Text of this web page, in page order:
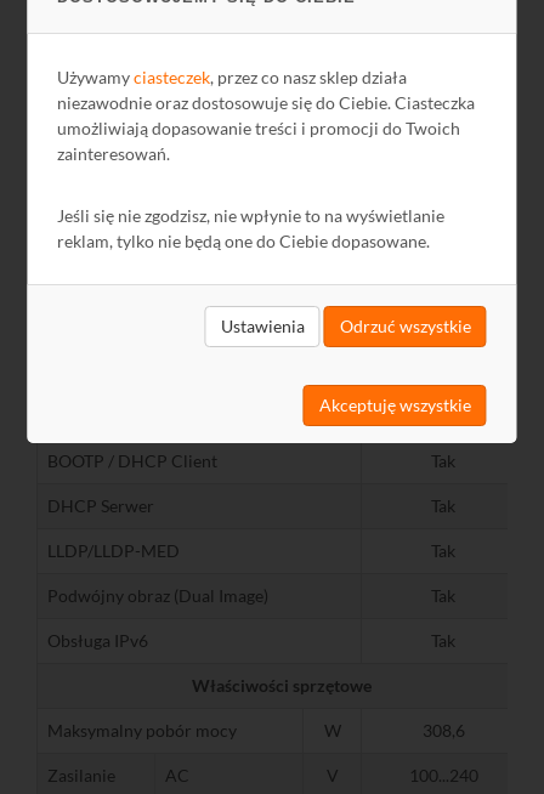
Używamyciasteczek, przez co nasz sklep działa
niezawodnie oraz dostosowuje się do Ciebie. Ciasteczka
umożliwiają dopasowanie treści i promocji do Twoich
zainteresowań.
Jeśli się nie zgodzisz, nie wpłynie to na wyświetlanie
reklam, tylko nie będą one do Ciebie dopasowane.
Ustawienia Odrzuć wszystkie
Akceptuję wszystkie
SNMP v1/v2c/v3
RMON
SNTP/DST
Eksport/Import ustawień Tak
Aktualizacja oprogramowania HTTP/FTP
Tak
BOOTP / DHCP Client Tak
DHCP Serwer Tak
LLDP/LLDP-MED Tak
Podwójny obraz (Dual Image) Tak
Obsługa IPv6 Tak
Właściwości sprzętowe
Maksymalny pobór mocy W 308,6
Zasilanie AC V 100...240